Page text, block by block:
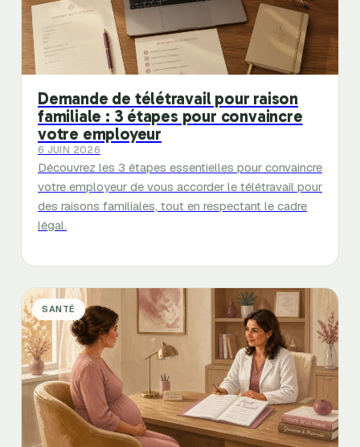
Demande de télétravail pour raison
familiale : 3 étapes pour convaincre
votre employeur
6 JUIN 2026
Découvrez les 3 étapes essentielles pour convaincre
votre employeur de vous accorder le télétravail pour
des raisons familiales, tout en respectant le cadre
légal.
SANTÉ